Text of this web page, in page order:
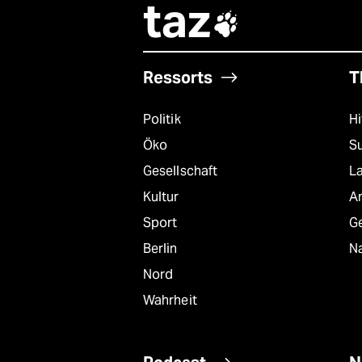
taz
Ressorts
Politik
Öko
Gesellschaft
Kultur
Sport
Berlin
Nord
Wahrheit